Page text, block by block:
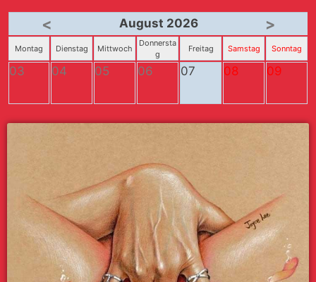
< August 2026 >
Montag Dienstag Mittwoch
Donnersta
g
Freitag Samstag Sonntag
03 04 05 06 07 08 09